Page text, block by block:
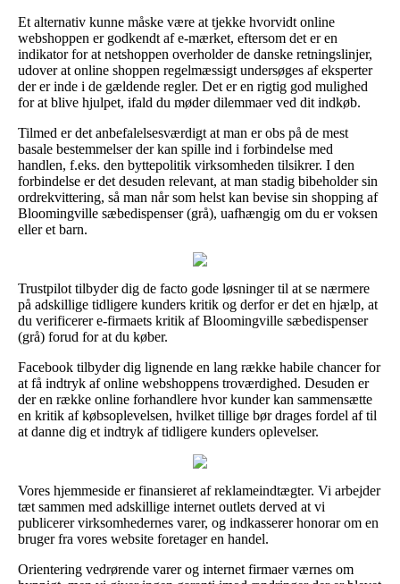
Et alternativ kunne måske være at tjekke hvorvidt online
webshoppen er godkendt af e-mærket, eftersom det er en
indikator for at netshoppen overholder de danske retningslinjer,
udover at online shoppen regelmæssigt undersøges af eksperter
der er inde i de gældende regler. Det er en rigtig god mulighed
for at blive hjulpet, ifald du møder dilemmaer ved dit indkøb.
Tilmed er det anbefalelsesværdigt at man er obs på de mest
basale bestemmelser der kan spille ind i forbindelse med
handlen, f.eks. den byttepolitik virksomheden tilsikrer. I den
forbindelse er det desuden relevant, at man stadig bibeholder sin
ordrekvittering, så man når som helst kan bevise sin shopping af
Bloomingville sæbedispenser (grå), uafhængig om du er voksen
eller et barn.
Trustpilot tilbyder dig de facto gode løsninger til at se nærmere
på adskillige tidligere kunders kritik og derfor er det en hjælp, at
du verificerer e-firmaets kritik af Bloomingville sæbedispenser
(grå) forud for at du køber.
Facebook tilbyder dig lignende en lang række habile chancer for
at få indtryk af online webshoppens troværdighed. Desuden er
der en række online forhandlere hvor kunder kan sammensætte
en kritik af købsoplevelsen, hvilket tillige bør drages fordel af til
at danne dig et indtryk af tidligere kunders oplevelser.
Vores hjemmeside er finansieret af reklameindtægter. Vi arbejder
tæt sammen med adskillige internet outlets derved at vi
publicerer virksomhedernes varer, og indkasserer honorar om en
bruger fra vores website foretager en handel.
Orientering vedrørende varer og internet firmaer værnes om